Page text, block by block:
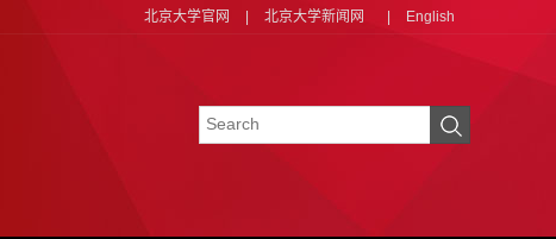
北京大学官网 北京大学新闻网 English